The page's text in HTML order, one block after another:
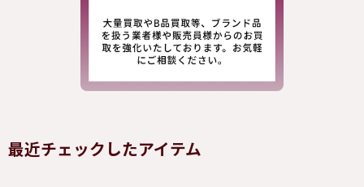
最近チェックしたアイテム